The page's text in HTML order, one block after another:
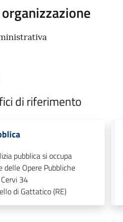
di riferimento
pubblica si occupa
delle Opere Pubbliche
34
di Gattatico (RE)